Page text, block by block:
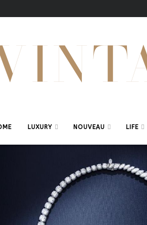
LUXURY NOUVEAU LIFE